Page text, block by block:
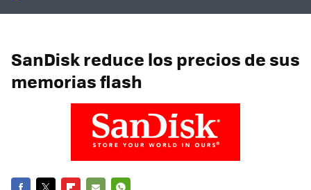
SanDisk reduce los precios de sus
memorias flash